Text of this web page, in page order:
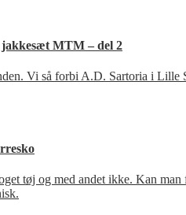
MTM – del 2
Vi så forbi A.D. Sartoria i Lille
tøj og med andet ikke. Kan